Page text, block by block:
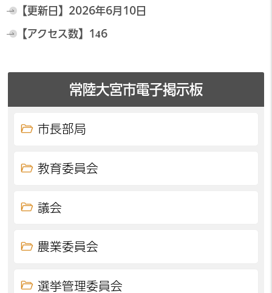
【更新日】 2026年6月10日
【アクセス数】 146
常陸大宮市電子掲示板
市長部局
教育委員会
議会
農業委員会
選挙管理委員会